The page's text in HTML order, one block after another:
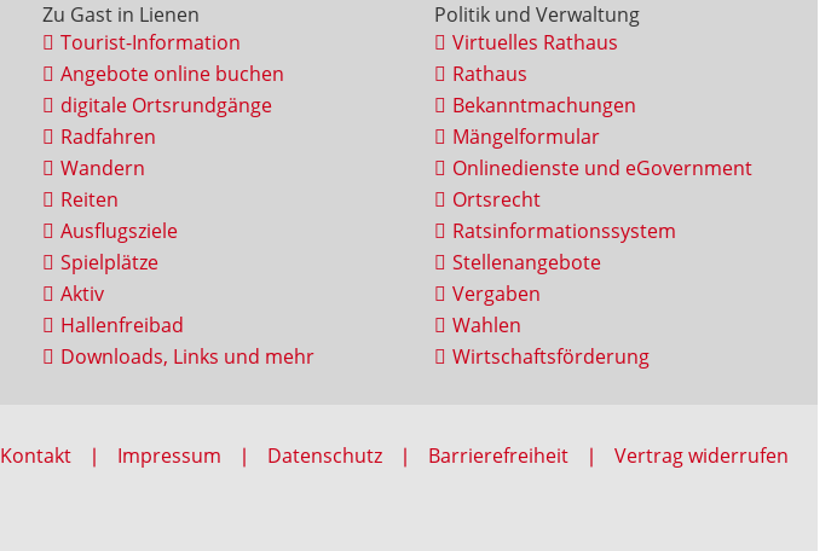
Zu Gast in Lienen
Tourist-Information
Angebote online buchen
digitale Ortsrundgänge
Radfahren
Wandern
Reiten
Ausflugsziele
Spielplätze
Aktiv
Hallenfreibad
Downloads, Links und mehr
Politik und Verwaltung
Virtuelles Rathaus
Rathaus
Bekanntmachungen
Mängelformular
Onlinedienste und eGovernment
Ortsrecht
Ratsinformationssystem
Stellenangebote
Vergaben
Wahlen
Wirtschaftsförderung
Kontakt Impressum Datenschutz Barrierefreiheit Vertrag widerrufen